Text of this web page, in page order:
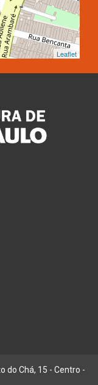
Leaflet
do Chá, 15 - Centro -